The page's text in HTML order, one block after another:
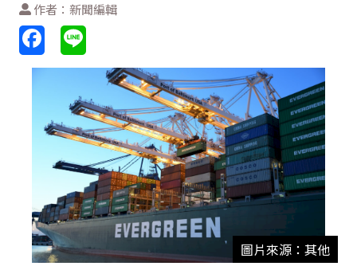
作者：新聞編輯
圖片來源：其他